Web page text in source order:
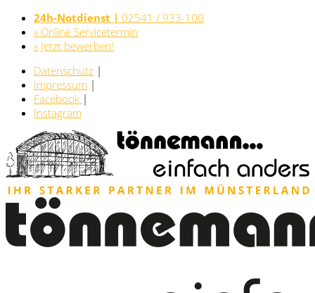
24h-Notdienst | 02541 / 933-100
» Online Servicetermin
» Jetzt bewerben!
Datenschutz |
Impressum |
Facebook |
Instagram